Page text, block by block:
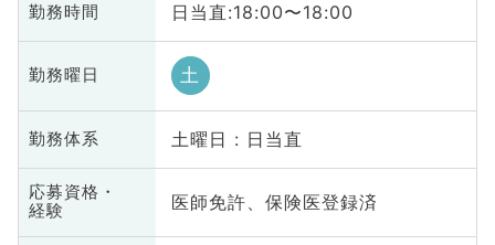
勤務時間 日当直:18:00〜18:00
勤務曜日 土
勤務体系 土曜日 : 日当直
応募資格・
経験
医師免許、保険医登録済